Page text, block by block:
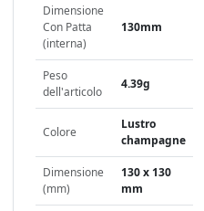
Dimensione
Con Patta
(interna)
130mm
Peso
dell'articolo
4.39g
Colore
Lustro
champagne
Dimensione
(mm)
130 x 130
mm